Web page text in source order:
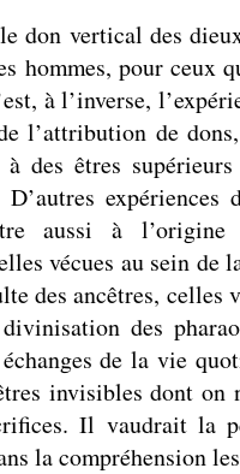
don vertical des
hommes, pour ceux
à l’inverse,
l’attribution de
des êtres supérieurs
expériences
aussi à
vécues au sein de
des ancêtres, celles
des
de la vie
invisibles dont on
Il vaudrait la
la compréhension